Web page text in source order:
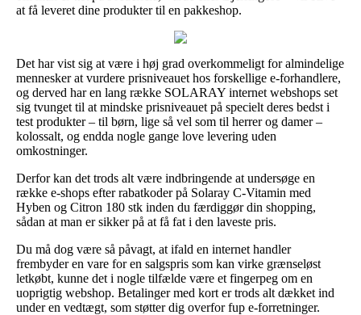
at få leveret dine produkter til en pakkeshop.
Det har vist sig at være i høj grad overkommeligt for almindelige
mennesker at vurdere prisniveauet hos forskellige e-forhandlere,
og derved har en lang række SOLARAY internet webshops set
sig tvunget til at mindske prisniveauet på specielt deres bedst i
test produkter – til børn, lige så vel som til herrer og damer –
kolossalt, og endda nogle gange love levering uden
omkostninger.
Derfor kan det trods alt være indbringende at undersøge en
række e-shops efter rabatkoder på Solaray C-Vitamin med
Hyben og Citron 180 stk inden du færdiggør din shopping,
sådan at man er sikker på at få fat i den laveste pris.
Du må dog være så påvagt, at ifald en internet handler
frembyder en vare for en salgspris som kan virke grænseløst
letkøbt, kunne det i nogle tilfælde være et fingerpeg om en
uoprigtig webshop. Betalinger med kort er trods alt dækket ind
under en vedtægt, som støtter dig overfor fup e-forretninger.